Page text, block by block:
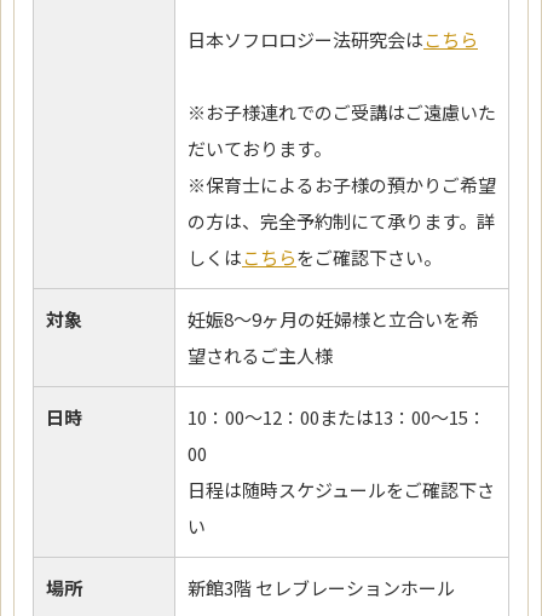
日本ソフロロジー法研究会はこちら
※お子様連れでのご受講はご遠慮いた
だいております。
※保育士によるお子様の預かりご希望
の方は、完全予約制にて承ります。詳
しくはこちらをご確認下さい。
対象
妊娠8～9ヶ月の妊婦様と立合いを希
望されるご主人様
日時
10：00～12：00または13：00～15：
00
日程は随時スケジュールをご確認下さ
い
場所 新館3階 セレブレーションホール